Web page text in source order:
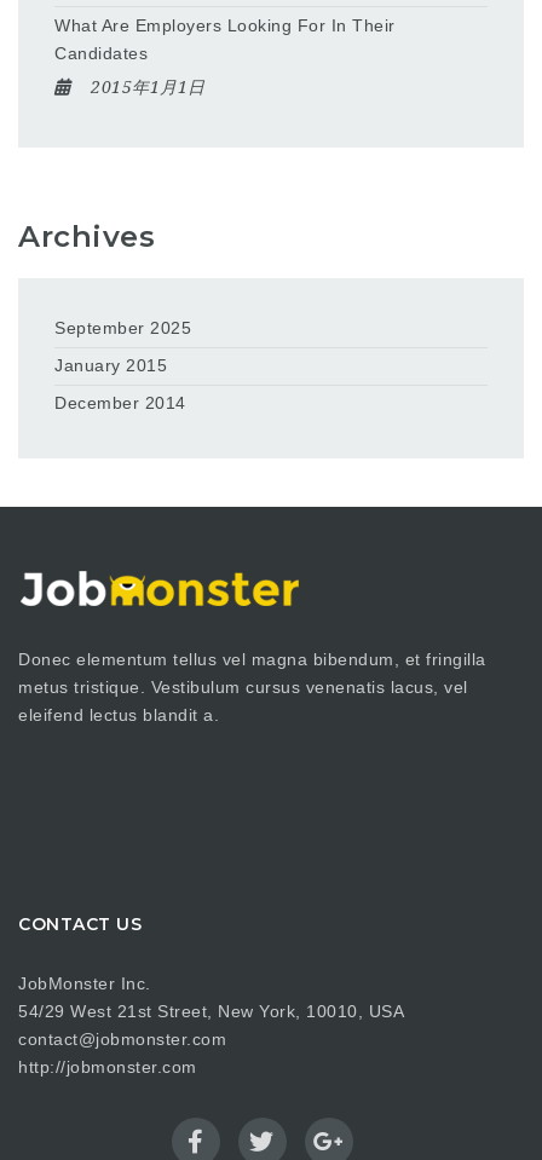
What Are Employers Looking For In Their
Candidates
2015年1月1日
Archives
September 2025
January 2015
December 2014
Donec elementum tellus vel magna bibendum, et fringilla
metus tristique. Vestibulum cursus venenatis lacus, vel
eleifend lectus blandit a.
CONTACT US
JobMonster Inc.
54/29 West 21st Street, New York, 10010, USA
contact@jobmonster.com
http://jobmonster.com